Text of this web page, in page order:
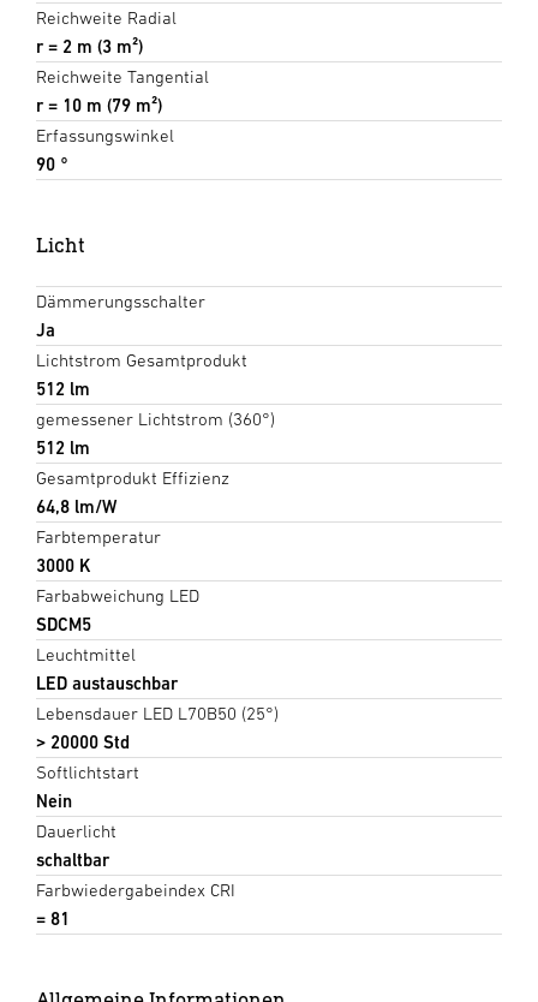
Reichweite Radial
r = 2 m (3 m²)
Reichweite Tangential
r = 10 m (79 m²)
Erfassungswinkel
90 °
Licht
Dämmerungsschalter
Ja
Lichtstrom Gesamtprodukt
512 lm
gemessener Lichtstrom (360°)
512 lm
Gesamtprodukt Effizienz
64,8 lm/W
Farbtemperatur
3000 K
Farbabweichung LED
SDCM5
Leuchtmittel
LED austauschbar
Lebensdauer LED L70B50 (25°)
> 20000 Std
Softlichtstart
Nein
Dauerlicht
schaltbar
Farbwiedergabeindex CRI
= 81